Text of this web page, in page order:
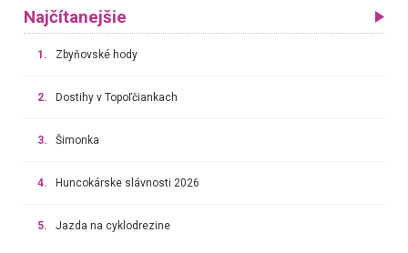
Najčítanejšie
1. Zbyňovské hody
2. Dostihy v Topoľčiankach
3. Šimonka
4. Huncokárske slávnosti 2026
5. Jazda na cyklodrezine